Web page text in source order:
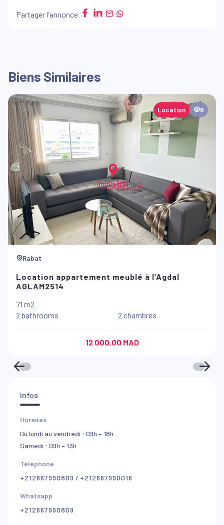
Partager l'annonce
Biens Similaires
Location 6
Rabat
Location appartement meublé à l’Agdal
AGLAM2514
71 m2
2 bathrooms
2 chambres
12 000.00 MAD
Infos
Horaires
Du lundi au vendredi : 09h – 18h
Samedi : 09h – 13h
Téléphone
+212667990809 / +212667990016
Whatsapp
+212667990809